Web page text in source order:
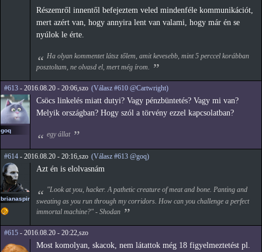
Részemről innentől befejeztem veled mindenféle kommunikációt,
mert azért van, hogy annyira lent van valami, hogy már én se
nyúlok le érte.
Ha olyan kommentet látsz tőlem, amit kevesebb, mint 5 perccel korábban
posztoltam, ne olvasd el, mert még írom.
#613 - 2016.08.20 - 20:06,szo (Válasz #610 @Cartwright)
goq
Csöcs linkelés miatt dutyi? Vagy pénzbüntetés? Vagy mi van?
Melyik országban? Hogy szól a törvény ezzel kapcsolatban?
egy állat
#614 - 2016.08.20 - 20:16,szo (Válasz #613 @goq)
brianaspirin
Azt én is elolvasnám
"Look at you, hacker. A pathetic creature of meat and bone. Panting and
sweating as you run through my corridors. How can you challenge a perfect
immortal machine?" - Shodan
#615 - 2016.08.20 - 20:22,szo
Most komolyan, skacok, nem látattok még 18 figyelmeztetést pl.